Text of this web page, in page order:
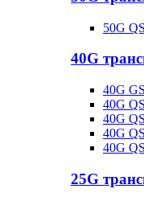
50G
40G
40G
40G
40G
40G
40G
25G